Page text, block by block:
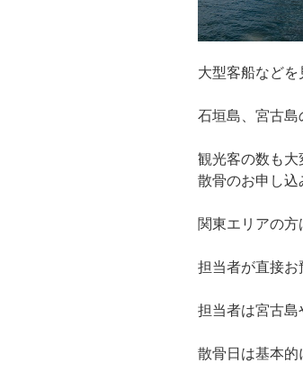
大型客船など
石垣島、宮古島
観光客の数も大
散骨のお申し込
関東エリアの方
担当者が直接お
担当者は宮古島
散骨日は基本的